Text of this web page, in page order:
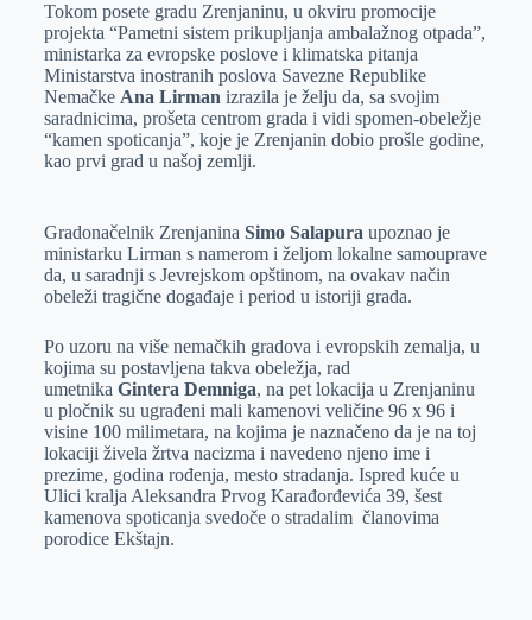
e
r
I
n
s
A
p
p
a
i
l
Tokom posete gradu Zrenjaninu, u okviru promocije
projekta “Pametni sistem prikupljanja ambalažnog otpada”,
ministarka za evropske poslove i klimatska pitanja
Ministarstva inostranih poslova Savezne Republike
Nemačke Ana Lirman izrazila je želju da, sa svojim
saradnicima, prošeta centrom grada i vidi spomen-obeležje
“kamen spoticanja”, koje je Zrenjanin dobio prošle godine,
kao prvi grad u našoj zemlji.
Gradonačelnik Zrenjanina Simo Salapura upoznao je
ministarku Lirman s namerom i željom lokalne samouprave
da, u saradnji s Jevrejskom opštinom, na ovakav način
obeleži tragične događaje i period u istoriji grada.
Po uzoru na više nemačkih gradova i evropskih zemalja, u
kojima su postavljena takva obeležja, rad
umetnika Gintera Demniga, na pet lokacija u Zrenjaninu
u pločnik su ugrađeni mali kamenovi veličine 96 x 96 i
visine 100 milimetara, na kojima je naznačeno da je na toj
lokaciji živela žrtva nacizma i navedeno njeno ime i
prezime, godina rođenja, mesto stradanja. Ispred kuće u
Ulici kralja Aleksandra Prvog Karađorđevića 39, šest
kamenova spoticanja svedoče o stradalim članovima
porodice Ekštajn.